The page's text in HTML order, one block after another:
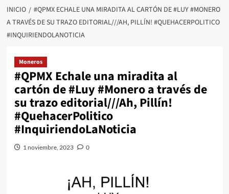
INICIO
#QPMX ECHALE UNA MIRADITA AL CARTÓN DE #LUY #MONERO
A TRAVÉS DE SU TRAZO EDITORIAL///AH, PILLÍN! #QUEHACERPOLITICO
#INQUIRIENDOLANOTICIA
Moneros
#QPMX Echale una miradita al
cartón de #Luy #Monero a través de
su trazo editorial///Ah, Pillín!
#QuehacerPolitico
#InquiriendoLaNoticia
1 noviembre, 2023 0